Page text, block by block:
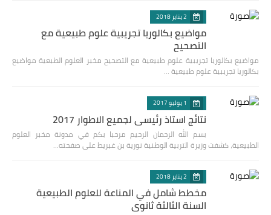
2 يناير 2018
مواضيع بكالوريا تجريبية علوم طبيعية مع
التصحيح
مواضيع بكالوريا تجريبية علوم طبيعية مع التصحيح مخبر العلوم الطبعية مواضيع
بكالوريا تجريبية علوم طبيعية …
1 يوليو 2017
نتائج استاذ رئيسي لجميع الاطوار 2017
بسم الله الرحمان الرحيم مرحبا بكم في مدونة مخبر العلوم
الطبيعية، كشفت وزيرة التربية الوطنية نورية بن غبريط على صفحته…
2 يناير 2018
مخطط شامل في المناعة للعلوم الطبيعية
السنة الثالثة ثانوي